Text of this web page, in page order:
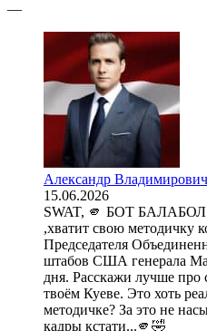
—
Александр
15.06.2026
SWAT, 🫵 БОТ БАЛАБОЛ.
,хватит свою методичку
Председателя
штабов США генерала
дня. Расскажи лучше про
твоём Куеве. Это хоть
методичке? За это не
кадры кстати...🫵🤣